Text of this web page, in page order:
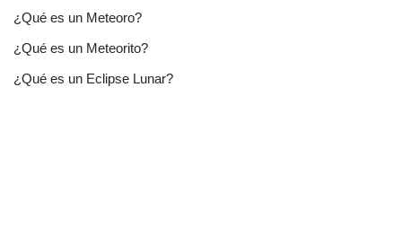
¿Qué es un Meteoro?
¿Qué es un Meteorito?
¿Qué es un Eclipse Lunar?